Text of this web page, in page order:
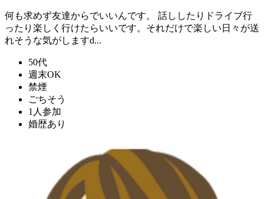
何も求めず友達からでいいんです。 話ししたりドライブ行
ったり楽しく行けたらいいです。それだけで楽しい日々が送
れそうな気がしますԁ...
50代
週末OK
禁煙
ごちそう
1人参加
婚歴あり